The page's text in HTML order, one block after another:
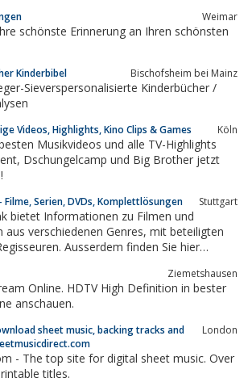
Preisen.
Weimar
schönste Erinnerung an Ihren schönsten
Kinderbibel Bischofsheim bei Mainz
Sieverspersonalisierte Kinderbücher /
Videos, Highlights, Kino Clips & Games Köln
Serien, DVDs, Komplettlösungen Stuttgart
bietet Informationen zu Filmen und
Genres, mit beteiligten
Ausserdem finden Sie hier
Ziemetshausen
Online. HDTV High Definition in bester
anschauen.
sheet music, backing tracks and
London
- The top site for digital sheet music. Over
titles.